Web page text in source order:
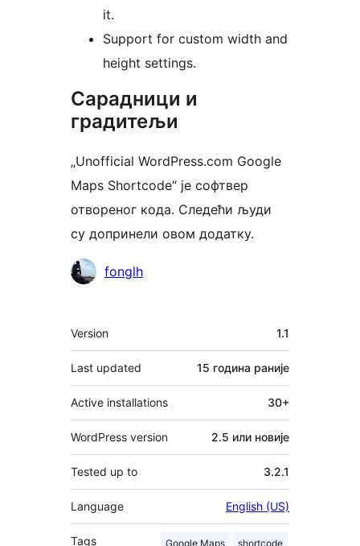
it.
Support for custom width and
height settings.
Сарадници и
градитељи
„Unofficial WordPress.com Google
Maps Shortcode“ је софтвер
отвореног кода. Следећи људи
су допринели овом додатку.
Сарадници
fonglh
Мета
Version 1.1
Last updated 15 година раније
Active installations 30+
WordPress version 2.5 или новије
Tested up to 3.2.1
Language English (US)
Tags Google Maps shortcode